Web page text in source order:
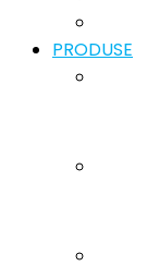
PRODUSE